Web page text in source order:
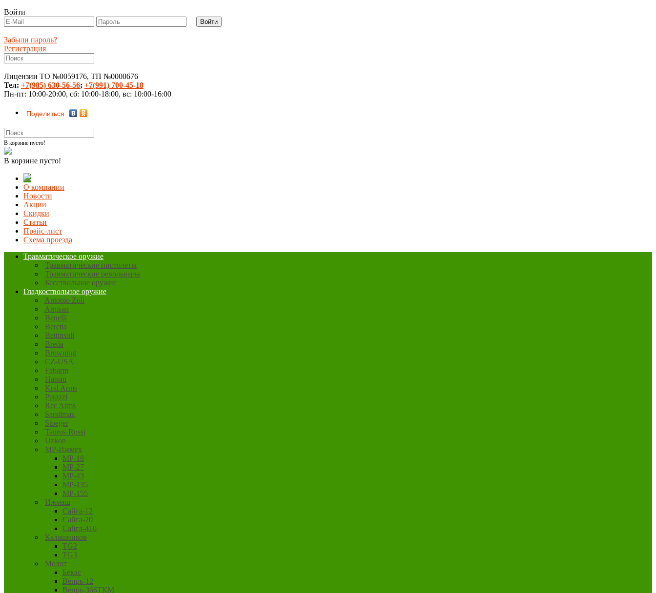
Войти
Забыли пароль?
Регистрация
Лицензии ТО №0059176, ТП №0000676
Тел: +7(985) 630-56-56; +7(991) 700-45-18
Пн-пт: 10:00-20:00, сб: 10:00-18:00, вс: 10:00-16:00
Поделиться
В корзине пусто!
В корзине пусто!
О компании
Новости
Акции
Скидки
Статьи
Прайс-лист
Схема проезда
Травматическое оружие
Травматические пистолеты
Травматические револьверы
Бесствольное оружие
Гладкоствольное оружие
Antonio Zoli
Armsan
Benelli
Beretta
Bettinsoli
Breda
Browning
CZ-USA
Fabarm
Hatsan
Kral Arms
Perazzi
Rec Arms
Sarsilmaz
Stoeger
Taurus-Rossi
Uzkon
MP-Ижмех
MP-18
MP-27
MP-43
MP-135
MP-155
Ижмаш
Сайга-12
Сайга-20
Сайга-410
Калашников
TG2
TG3
Молот
Бекас
Вепрь-12
Вепрь-366ТКМ